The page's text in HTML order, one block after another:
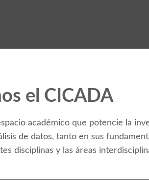
el CICADA
académico que potencie la
de datos, tanto en sus
disciplinas y las áreas